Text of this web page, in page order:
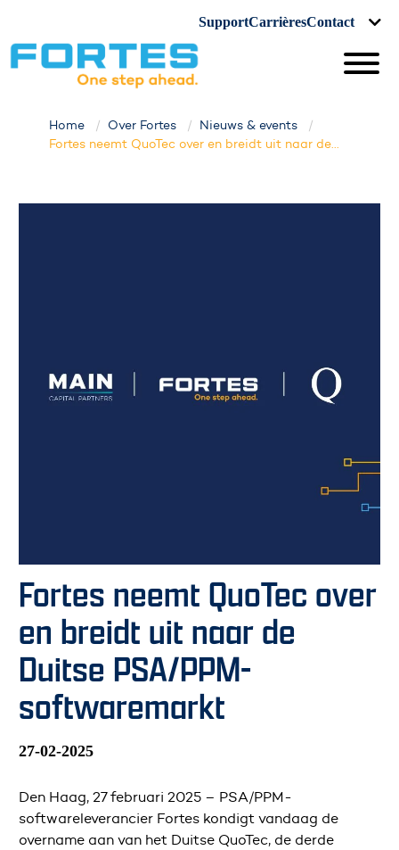
SupportCarrièresContact
Home Over Fortes
Nieuws & events
Fortes neemt QuoTec over en breidt uit naar de...
Fortes neemt QuoTec over
en breidt uit naar de
Duitse PSA/PPM-
softwaremarkt
27-02-2025
Den Haag, 27 februari 2025 – PSA/PPM-
softwareleverancier Fortes kondigt vandaag de
overname aan van het Duitse QuoTec, de derde